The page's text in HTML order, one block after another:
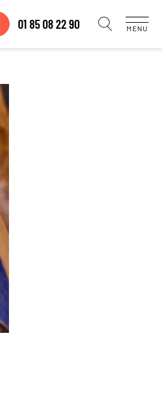
01 85 08 22 90 MENU